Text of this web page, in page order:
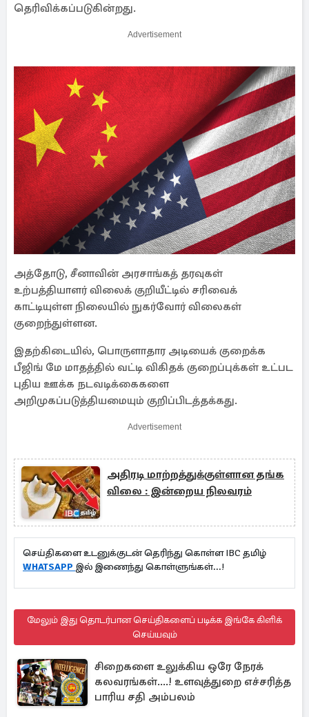
தெரிவிக்கப்படுகின்றது.
Advertisement
அத்தோடு, சீனாவின் அரசாங்கத் தரவுகள்
உற்பத்தியாளர் விலைக் குறியீட்டில் சரிவைக்
காட்டியுள்ள நிலையில் நுகர்வோர் விலைகள்
குறைந்துள்ளன.
இதற்கிடையில், பொருளாதார அடியைக் குறைக்க
பீஜிங் மே மாதத்தில் வட்டி விகிதக் குறைப்புக்கள் உட்பட
புதிய ஊக்க நடவடிக்கைகளை
அறிமுகப்படுத்தியமையும் குறிப்பிடத்தக்கது.
Advertisement
அதிரடி மாற்றத்துக்குள்ளான தங்க
விலை : இன்றைய நிலவரம்
செய்திகளை உடனுக்குடன் தெரிந்து கொள்ள IBC தமிழ்
WHATSAPP இல் இணைந்து கொள்ளுங்கள்...!
மேலும் இது தொடர்பான செய்திகளைப் படிக்க இங்கே கிளிக்
செய்யவும்
சிறைகளை உலுக்கிய ஒரே நேரக்
கலவரங்கள்....! உளவுத்துறை எச்சரித்த
பாரிய சதி அம்பலம்